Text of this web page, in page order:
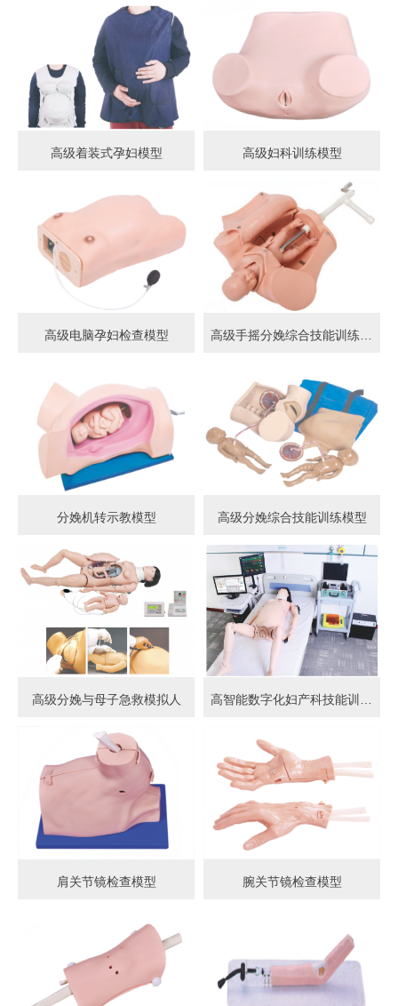
高级着装式孕妇模型 高级妇科训练模型
高级电脑孕妇检查模型 高级手摇分娩综合技能训练模型
分娩机转示教模型 高级分娩综合技能训练模型
高级分娩与母子急救模拟人
肩关节镜检查模型 腕关节镜检查模型